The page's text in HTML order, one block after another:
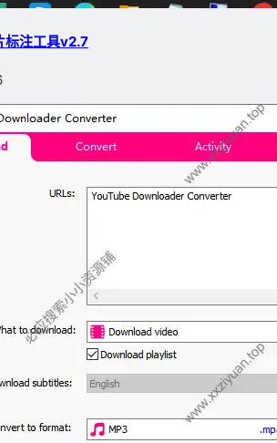
注工具v2.7